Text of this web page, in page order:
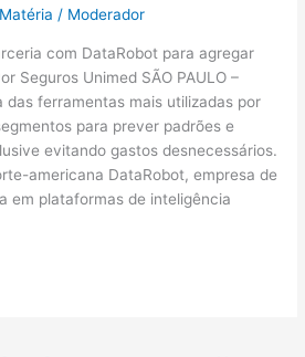
Matéria / Moderador
com DataRobot para agregar
Seguros Unimed SÃO PAULO –
das ferramentas mais utilizadas por
para prever padrões e
evitando gastos desnecessários.
americana DataRobot, empresa de
em plataformas de inteligência